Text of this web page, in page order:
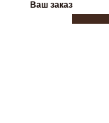
Ваш заказ